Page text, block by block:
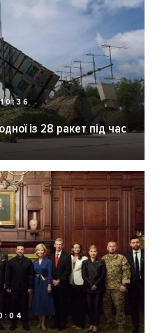
із 28 ракет під час